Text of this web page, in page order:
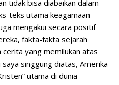
tidak bisa diabaikan dalam
teks utama keagamaan
mengakui secara positif
fakta-fakta sejarah
cerita yang memilukan atas
singgung diatas, Amerika
utama di dunia